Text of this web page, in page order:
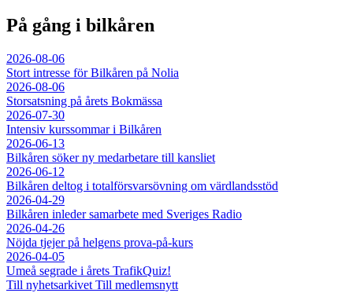
På gång i bilkåren
2026-08-06
Stort intresse för Bilkåren på Nolia
2026-08-06
Storsatsning på årets Bokmässa
2026-07-30
Intensiv kurssommar i Bilkåren
2026-06-13
Bilkåren söker ny medarbetare till kansliet
2026-06-12
Bilkåren deltog i totalförsvarsövning om värdlandsstöd
2026-04-29
Bilkåren inleder samarbete med Sveriges Radio
2026-04-26
Nöjda tjejer på helgens prova-på-kurs
2026-04-05
Umeå segrade i årets TrafikQuiz!
Till nyhetsarkivet Till medlemsnytt